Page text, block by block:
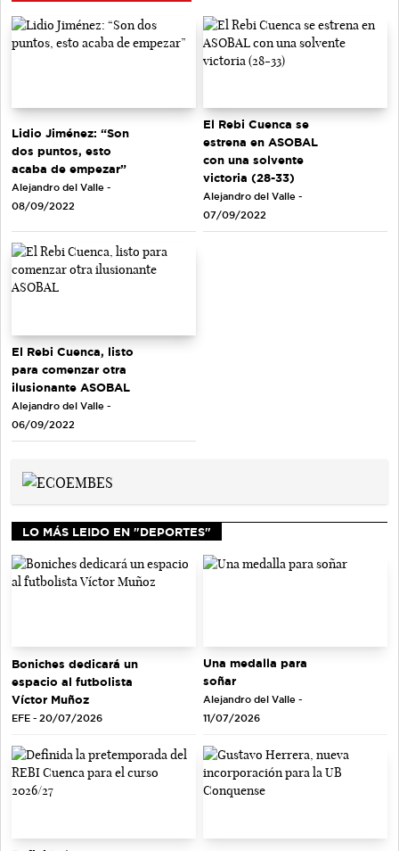
Lidio Jiménez: “Son
dos puntos, esto
acaba de empezar”
Alejandro del Valle -
08/09/2022
El Rebi Cuenca se
estrena en ASOBAL
con una solvente
victoria (28-33)
Alejandro del Valle -
07/09/2022
El Rebi Cuenca, listo
para comenzar otra
ilusionante ASOBAL
Alejandro del Valle -
06/09/2022
LO MÁS LEIDO EN "DEPORTES"
Boniches dedicará un
espacio al futbolista
Víctor Muñoz
EFE - 20/07/2026
Una medalla para
soñar
Alejandro del Valle -
11/07/2026